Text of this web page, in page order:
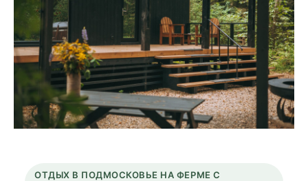
ОТДЫХ В ПОДМОСКОВЬЕ НА ФЕРМЕ С